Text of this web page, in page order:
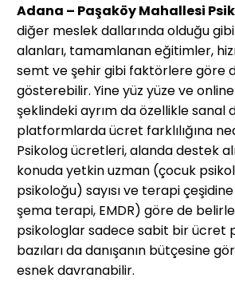
Adana – Paşaköy Mahallesi
diğer meslek dallarında olduğu
alanları, tamamlanan eğitimler,
semt ve şehir gibi faktörlere göre
gösterebilir. Yine yüz yüze ve
şeklindeki ayrım da özellikle sanal
platformlarda ücret farklılığına
Psikolog ücretleri, alanda destek
konuda yetkin uzman (çocuk
psikoloğu) sayısı ve terapi
şema terapi, EMDR) göre de
psikologlar sadece sabit bir ücret
bazıları da danışanın bütçesine
esnek davranabilir.